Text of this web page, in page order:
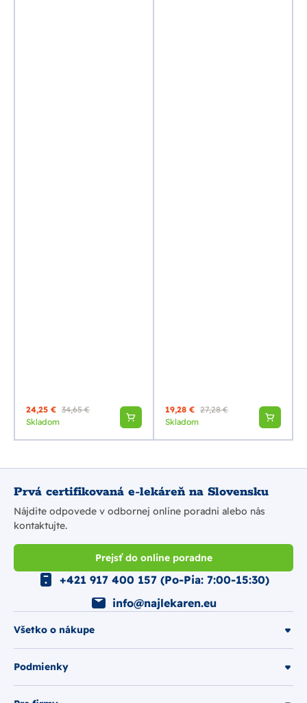
24,25 € 34,65 €
Skladom
19,28 € 27,28 €
Skladom
Prvá certifikovaná e-lekáreň na Slovensku
Nájdite odpovede v odbornej online poradni alebo nás
kontaktujte.
Prejsť do online poradne
Všetko o nákupe
Podmienky
+421 917 400 157 (Po-Pia: 7:00-15:30)
info@najlekaren.eu